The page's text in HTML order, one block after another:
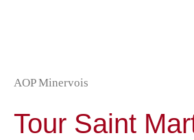
AOP Minervois
Tour Saint